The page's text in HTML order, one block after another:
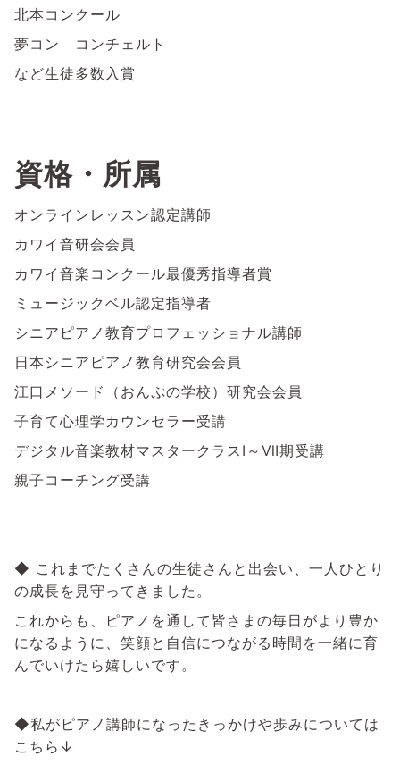
北本コンクール
夢コン コンチェルト
など生徒多数入賞
資格・所属
オンラインレッスン認定講師
カワイ音研会会員
カワイ音楽コンクール最優秀指導者賞
ミュージックベル認定指導者
シニアピアノ教育プロフェッショナル講師
日本シニアピアノ教育研究会会員
江口メソード（おんぷの学校）研究会会員
子育て心理学カウンセラー受講
デジタル音楽教材マスタークラスⅠ～Ⅶ期受講
親子コーチング受講
◆ これまでたくさんの生徒さんと出会い、一人ひとり
の成長を見守ってきました。
これからも、ピアノを通して皆さまの毎日がより豊か
になるように、笑顔と自信につながる時間を一緒に育
んでいけたら嬉しいです。
◆私がピアノ講師になったきっかけや歩みについては
こちら↓